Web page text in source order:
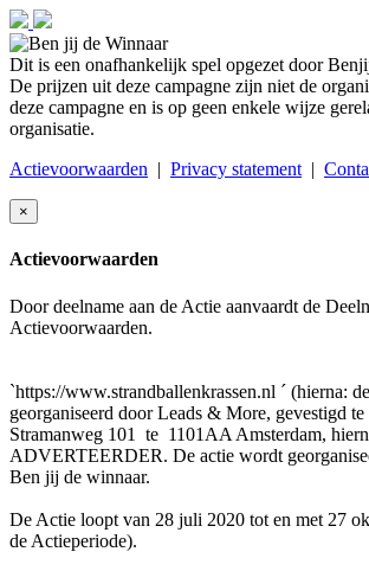
Dit is een onafhankelijk spel opgezet door
De prijzen uit deze campagne zijn niet de
deze campagne en is op geen enkele wijze
organisatie.
Actievoorwaarden | Privacy statement |
×
Actievoorwaarden
Door deelname aan de Actie aanvaardt de
Actievoorwaarden.
`https://www.strandballenkrassen.nl ´ (hierna:
georganiseerd door Leads & More, gevestigd te
Stramanweg 101 te 1101AA Amsterdam,
ADVERTEERDER. De actie wordt
Ben jij de winnaar.
De Actie loopt van 28 juli 2020 tot en met 27
de Actieperiode).